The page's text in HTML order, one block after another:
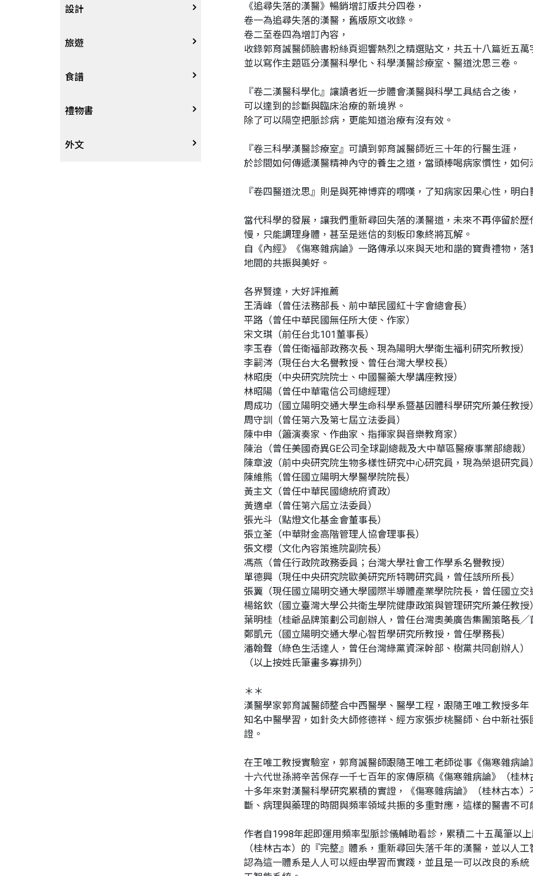
職場工作術
棋藝桌遊
寵物
時尚、瘦身、芳療
戲劇、舞蹈
動腦解謎
遊戲書
英語書
教育教養
人際關係
生老病死
圖文繪本
限制級漫畫
中文文學
中文詩詞
武俠小說
奇幻恐佈小說
推理小說
設計
藝術設計
居家佈置
建築工藝
園藝
旅遊
台灣
中港澳
日韓
食譜
中式
西式
禮物書
外文
《追尋失落的漢醫》暢銷增訂版共分四卷，
卷一為追尋失落的漢醫，舊版原文收錄。
卷二至卷四為增訂內容，
收錄郭育誠醫師臉書粉絲頁迴響熱烈之精選貼文，共五十八篇近五萬
並以寫作主題區分漢醫科學化、科學漢醫診療室、醫道沈思三卷。
『卷二漢醫科學化』讓讀者近一步體會漢醫與科學工具結合之後，
可以達到的診斷與臨床治療的新境界。
除了可以隔空把脈診病，更能知道治療有沒有效。
『卷三科學漢醫診療室』可讀到郭育誠醫師近三十年的行醫生涯，
於診間如何傳遞漢醫精神內守的養生之道，當頭棒喝病家慣性，如何
『卷四醫道沈思』則是與死神博弈的喟嘆，了知病家因果心性，明
當代科學的發展，讓我們重新尋回失落的漢醫道，未來不再停留於
慢，只能調理身體，甚至是迷信的刻板印象終將瓦解。
自《內經》《傷寒雜病論》一路傳承以來與天地和諧的寶貴禮物，
地間的共振與美好。
各界賢達，大好評推薦
王清峰（曾任法務部長、前中華民國紅十字會總會長）
平路（曾任中華民國無任所大使、作家）
宋文琪（前任台北101董事長）
李玉春（曾任衛福部政務次長、現為陽明大學衛生福利研究所教授）
李嗣涔（現任台大名譽教授、曾任台灣大學校長）
林昭庚（中央研究院院士、中國醫藥大學講座教授）
林昭陽（曾任中華電信公司總經理）
周成功（國立陽明交通大學生命科學系暨基因體科學研究所兼任教授）
周守訓（曾任第六及第七屆立法委員）
陳中申（簫演奏家、作曲家、指揮家與音樂教育家）
陳治（曾任美國奇異GE公司全球副總裁及大中華區醫療事業部總裁）
陳章波（前中央研究院生物多樣性研究中心研究員，現為榮退研究員）
陳維熊（曾任國立陽明大學醫學院院長）
黃主文（曾任中華民國總統府資政）
黃適卓（曾任第六屆立法委員）
張光斗（點燈文化基金會董事長）
張立荃（中華財金高階管理人協會理事長）
張文櫻（文化內容策進院副院長）
馮燕（曾任行政院政務委員；台灣大學社會工作學系名譽教授）
單德興（現任中央研究院歐美研究所特聘研究員，曾任該所所長）
張翼（現任國立陽明交通大學國際半導體產業學院院長，曾任國立交
楊銘欽（國立臺灣大學公共衛生學院健康政策與管理研究所兼任教授）
葉明桂（桂爺品牌策劃公司創辦人，曾任台灣奧美廣告集團策略長╱
鄭凱元（國立陽明交通大學心智哲學研究所教授，曾任學務長）
潘翰聲（綠色生活達人，曾任台灣綠黨資深幹部、樹黨共同創辦人）
（以上按姓氏筆畫多寡排列）
＊＊
漢醫學家郭育誠醫師整合中西醫學、醫學工程，跟隨王唯工教授多
知名中醫學習，如針灸大師修德祥、經方家張步桃醫師、台中新社
證。
在王唯工教授實驗室，郭育誠醫師跟隨王唯工老師從事《傷寒雜病
十六代世孫將辛苦保存一千七百年的家傳原稿《傷寒雜病論》（桂
十多年來對漢醫科學研究累積的實證，《傷寒雜病論》（桂林古本
斷、病理與藥理的時間與頻率領域共振的多重對應，這樣的醫書不可
作者自1998年起即運用頻率型脈診儀輔助看診，累積二十五萬筆以
（桂林古本）的『完整』體系，重新尋回失落千年的漢醫，並以人
認為這一體系是人人可以經由學習而實踐，並且是一可以改良的系